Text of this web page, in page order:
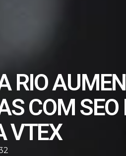
RIO
COM SEO
VTEX